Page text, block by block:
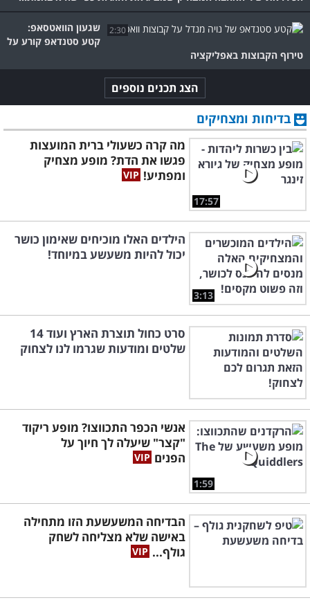
2:30
שגעון הוואטסאפ:
קטע סטנדאפ קורע על
טירוף הקבוצות באפליקציה
הצג תכנים נוספים
בדיחות ומצחיקים
17:57
מה קרה כשעולי ברית המועצות
פגשו את הדת? מופע מצחיק
ומפתיע!
3:13
הילדים האלו מוכיחים שאימון כושר
יכול להיות משעשע במיוחד!
סרט כחול תוצרת הארץ ועוד 14
שלטים ומודעות שגרמו לנו לצחוק
1:59
אנשי הכפר התכווצו? מופע ריקוד
"קצר" שיעלה לך חיוך על
הפנים
הבדיחה המשעשעת הזו מתחילה
באישה שלא מצליחה לשחק
גולף...